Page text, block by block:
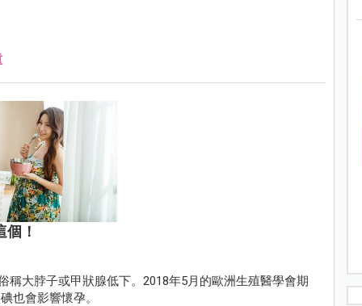
！
大脖子或甲狀腺低下。2018年5月的歐洲生殖醫學會期
也會影響懷孕。